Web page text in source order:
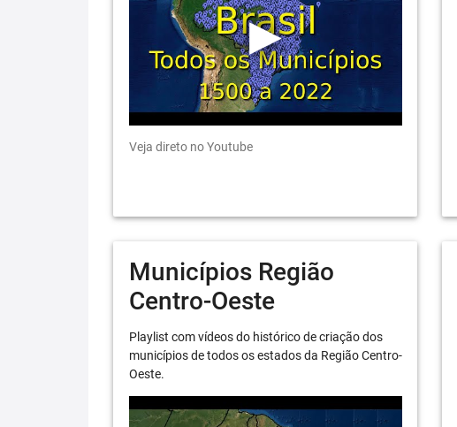
Veja direto no Youtube
Municípios Região
Centro-Oeste
Playlist com vídeos do histórico de criação dos
municípios de todos os estados da Região Centro-
Oeste.